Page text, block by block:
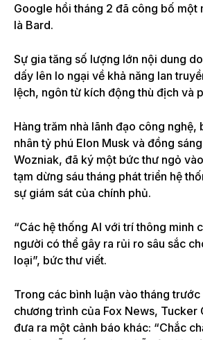
Google hồi tháng 2 đã công bố một
là Bard.
Sự gia tăng số lượng lớn nội dung
dấy lên lo ngại về khả năng lan
lệch, ngôn từ kích động thù địch và
Hàng trăm nhà lãnh đạo công nghệ,
nhân tỷ phú Elon Musk và đồng
Wozniak, đã ký một bức thư ngỏ
tạm dừng sáu tháng phát triển hệ
sự giám sát của chính phủ.
“Các hệ thống AI với trí thông minh
người có thể gây ra rủi ro sâu sắc
loại”, bức thư viết.
Trong các bình luận vào tháng
chương trình của Fox News, Tucker
đưa ra một cảnh báo khác: “Chắc